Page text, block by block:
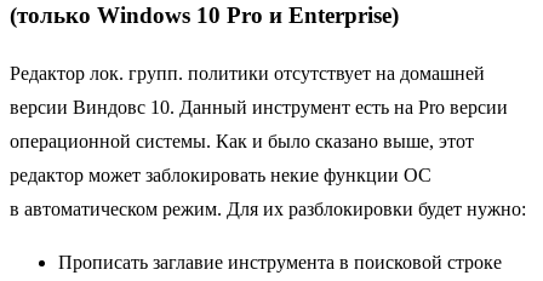
(только Windows 10 Pro и Enterprise)
Редактор лок. групп. политики отсутствует на домашней
версии Виндовс 10. Данный инструмент есть на Pro версии
операционной системы. Как и было сказано выше, этот
редактор может заблокировать некие функции ОС
в автоматическом режим. Для их разблокировки будет нужно:
Прописать заглавие инструмента в поисковой строке